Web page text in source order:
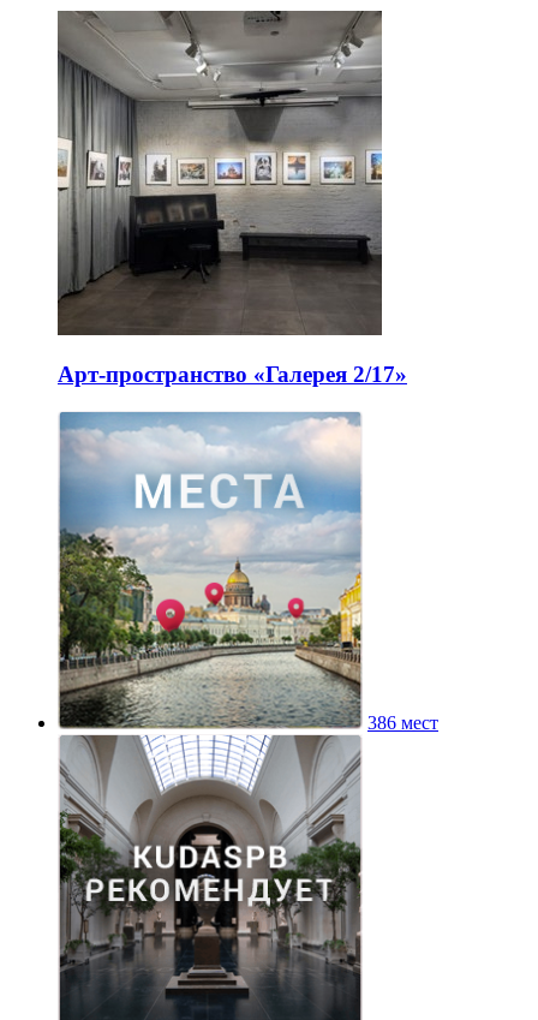
Арт-пространство «Галерея 2/17»
386 мест